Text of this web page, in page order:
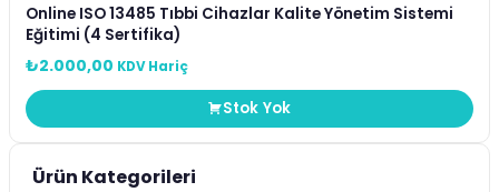
Online ISO 13485 Tıbbi Cihazlar Kalite Yönetim Sistemi
Eğitimi (4 Sertifika)
₺2.000,00 KDV Hariç
Stok Yok
Ürün Kategorileri